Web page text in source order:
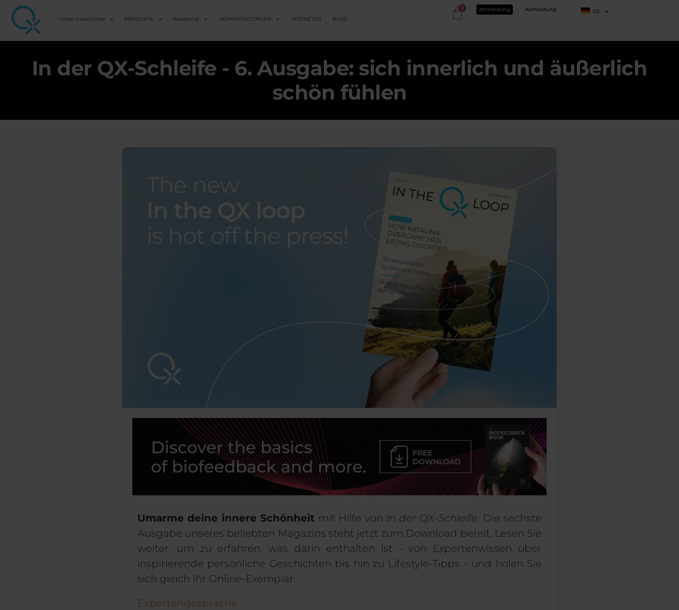
Unser Geschichte PRODUKTE Akademie VERANSTALTUNGEN VERTRETER BLOG
0 Anmeldung Anmeldung DE
In der QX-Schleife - 6. Ausgabe: sich innerlich und äußerlich
schön fühlen
Umarme deine innere Schönheit mit Hilfe von In der QX-Schleife. Die sechste
Ausgabe unseres beliebten Magazins steht jetzt zum Download bereit. Lesen Sie
weiter, um zu erfahren, was darin enthalten ist - von Expertenwissen über
inspirierende persönliche Geschichten bis hin zu Lifestyle-Tipps - und holen Sie
sich gleich Ihr Online-Exemplar.
Expertengespräche